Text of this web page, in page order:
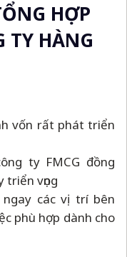
HỢP
TY HÀNG
vốn rất phát triển
ty FMCG đồng
vọng
các vị trí bên
phù hợp dành cho